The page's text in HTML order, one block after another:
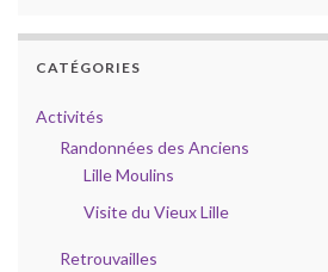
CATÉGORIES
Activités
Randonnées des Anciens
Lille Moulins
Visite du Vieux Lille
Retrouvailles